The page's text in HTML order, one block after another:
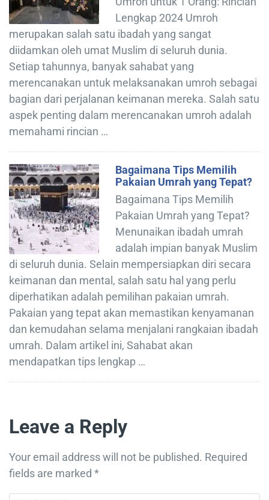
Lengkap 2024 Umroh
merupakan salah satu ibadah yang sangat
diidamkan oleh umat Muslim di seluruh dunia.
Setiap tahunnya, banyak sahabat yang
merencanakan untuk melaksanakan umroh sebagai
bagian dari perjalanan keimanan mereka. Salah satu
aspek penting dalam merencanakan umroh adalah
memahami rincian …
Bagaimana Tips Memilih
Pakaian Umrah yang Tepat?
Bagaimana Tips Memilih
Pakaian Umrah yang Tepat?
Menunaikan ibadah umrah
adalah impian banyak Muslim
di seluruh dunia. Selain mempersiapkan diri secara
keimanan dan mental, salah satu hal yang perlu
diperhatikan adalah pemilihan pakaian umrah.
Pakaian yang tepat akan memastikan kenyamanan
dan kemudahan selama menjalani rangkaian ibadah
umrah. Dalam artikel ini, Sahabat akan
mendapatkan tips lengkap …
Leave a Reply
Your email address will not be published. Required
fields are marked *